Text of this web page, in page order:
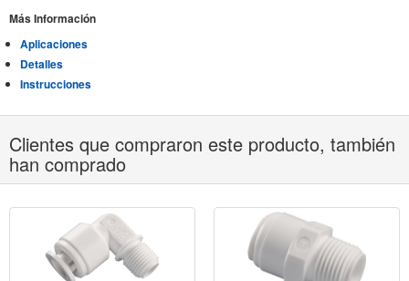
Más Información
Aplicaciones
Detalles
Instrucciones
Clientes que compraron este producto, también
han comprado